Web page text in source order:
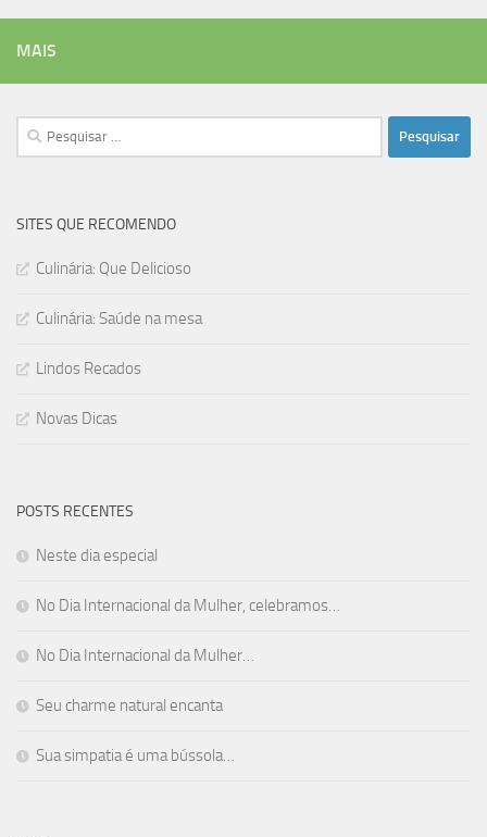
MAIS
Pesquisar
por:
SITES QUE RECOMENDO
Culinária: Que Delicioso
Culinária: Saúde na mesa
Lindos Recados
Novas Dicas
POSTS RECENTES
Neste dia especial
No Dia Internacional da Mulher, celebramos…
No Dia Internacional da Mulher…
Seu charme natural encanta
Sua simpatia é uma bússola…